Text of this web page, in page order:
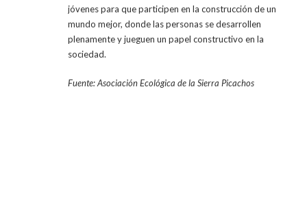
jóvenes para que participen en la construcción de un
mundo mejor, donde las personas se desarrollen
plenamente y jueguen un papel constructivo en la
sociedad.
Fuente: Asociación Ecológica de la Sierra Picachos